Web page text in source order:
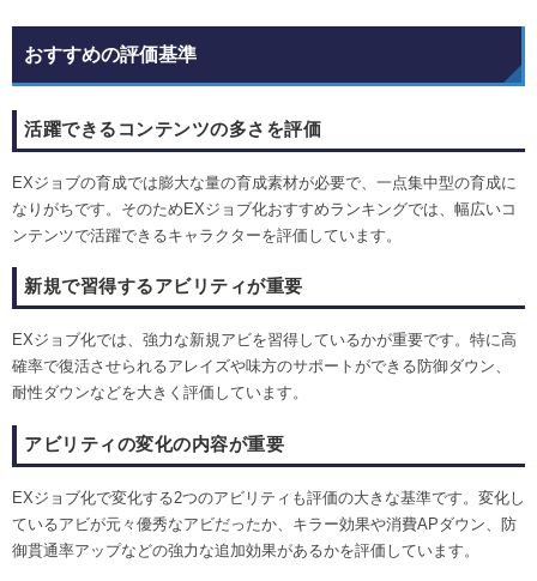
おすすめの評価基準
活躍できるコンテンツの多さを評価
EXジョブの育成では膨大な量の育成素材が必要で、一点集中型の育成に
なりがちです。そのためEXジョブ化おすすめランキングでは、幅広いコ
ンテンツで活躍できるキャラクターを評価しています。
新規で習得するアビリティが重要
EXジョブ化では、強力な新規アビを習得しているかが重要です。特に高
確率で復活させられるアレイズや味方のサポートができる防御ダウン、
耐性ダウンなどを大きく評価しています。
アビリティの変化の内容が重要
EXジョブ化で変化する2つのアビリティも評価の大きな基準です。変化し
ているアビが元々優秀なアビだったか、キラー効果や消費APダウン、防
御貫通率アップなどの強力な追加効果があるかを評価しています。